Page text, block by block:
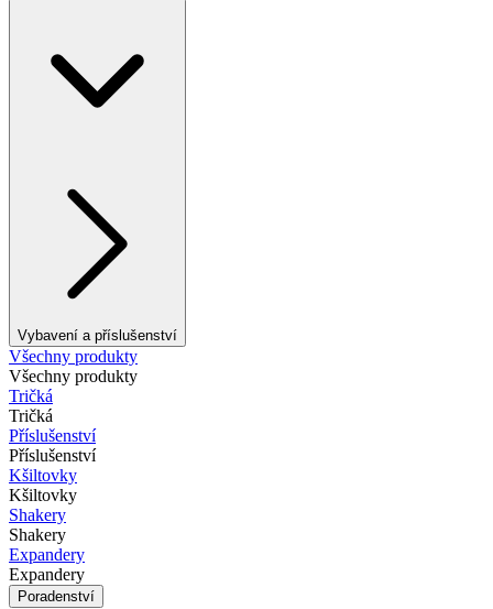
Vybavení a příslušenství
Všechny produkty
Všechny produkty
Tričká
Tričká
Příslušenství
Příslušenství
Kšiltovky
Kšiltovky
Shakery
Shakery
Expandery
Expandery
Poradenství